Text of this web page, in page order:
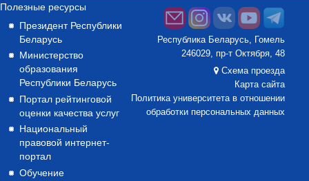
Полезные ресурсы
Президент Республики
Беларусь
Министерство
образования
Республики Беларусь
Портал рейтинговой
оценки качества услуг
Национальный
правовой интернет-
портал
Обучение
Республика Беларусь, Гомель
246029, пр-т Октября, 48
Схема проезда
Карта сайта
Политика университета в отношении
обработки персональных данных